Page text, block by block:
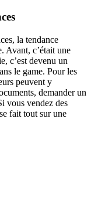
la tendance
Avant, c’était une
c’est devenu un
le game. Pour les
peuvent y
demander un
vous vendez des
fait tout sur une